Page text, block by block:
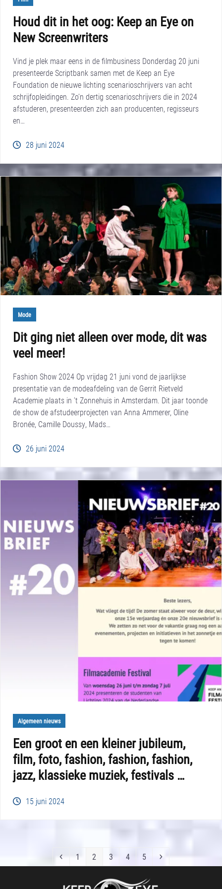
Houd dit in het oog: Keep an Eye on
New Screenwriters
Vind je plek maar eens in de filmbusiness Donderdag 20 juni
presenteerde Scriptbank samen met de Keep an Eye
Foundation de nieuwe lichting scenarioschrijvers van acht
schrijfopleidingen. Zo’n dertig scenarioschrijvers die in 2024
afstuderen, presenteerden zich aan producenten, regisseurs
en…
28 juni 2024
Mode
Dit ging niet alleen over mode, dit was
veel meer!
Fashion Show 2024 Op vrijdag 21 juni vond de jaarlijkse
presentatie van de modeafdeling van de Gerrit Rietveld
Academie plaats in ’t Zonnehuis in Amsterdam. Dit jaar toonde
de show de afstudeerprojecten van Anna Ammerer, Oline
Bronée, Camille Doussy, Mads…
26 juni 2024
Algemeen nieuws
Een groot en een kleiner jubileum,
film, foto, fashion, fashion, fashion,
jazz, klassieke muziek, festivals …
15 juni 2024
Previous
Page
1 Page
2 Page
3 Page
4 Page
5 Next